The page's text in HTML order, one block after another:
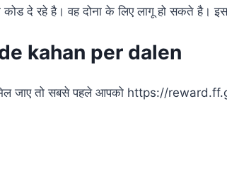
दे रहे है। वह दोना के लिए लागू हो सकते है।
kahan per dalen
तो सबसे पहले आपको https://